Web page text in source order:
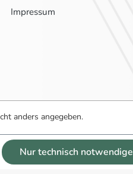
Impressum
anders angegeben.
Nur technisch notwendige